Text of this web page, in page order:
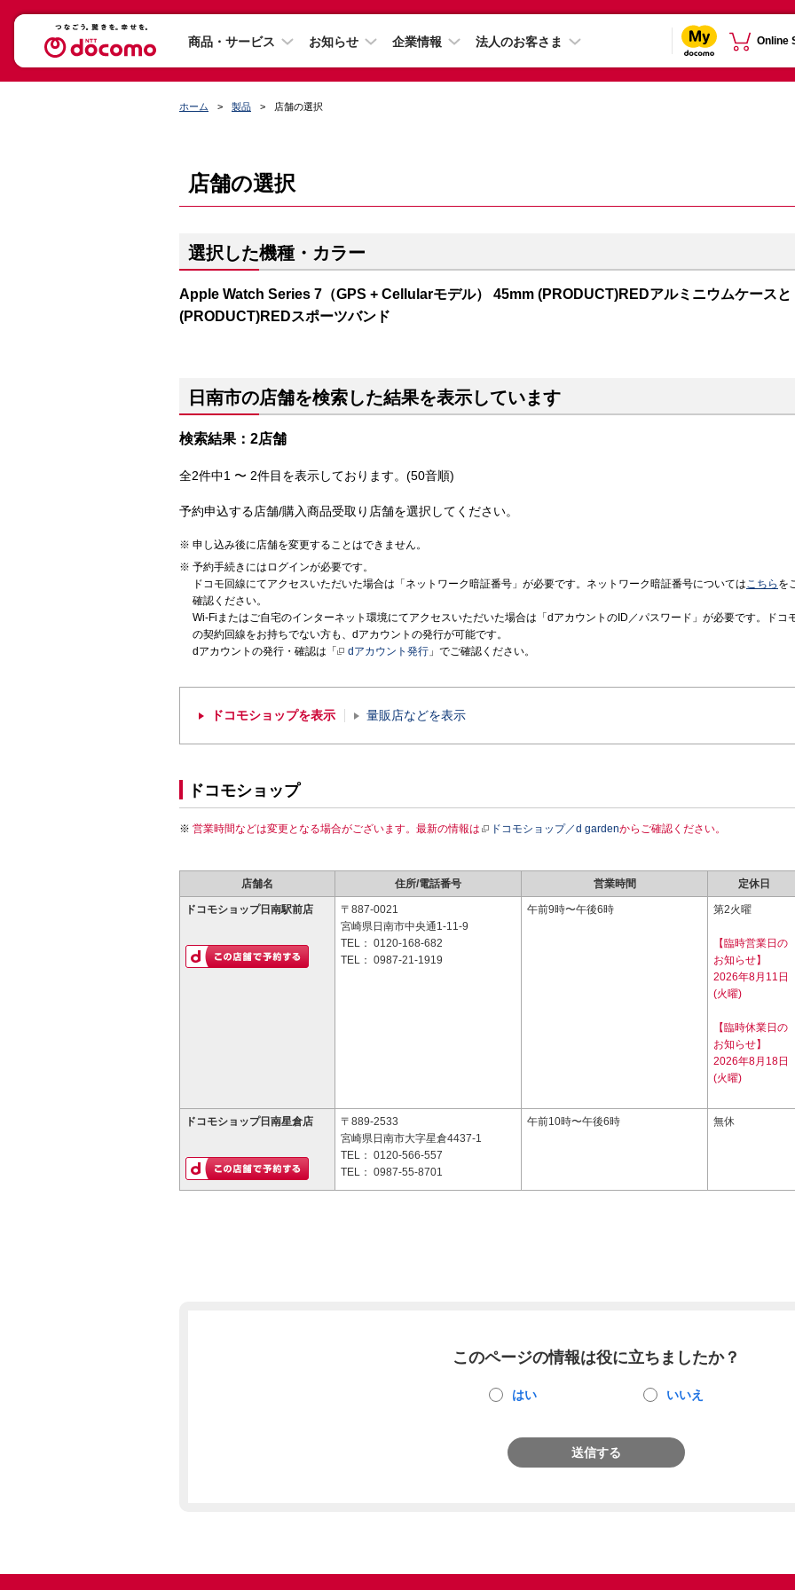
商品・サービス お知らせ 企業情報 法人のお客さま Online
ホーム 製品 店舗の選択
店舗の選択
選択した機種・カラー
Apple Watch Series 7（GPS + Cellularモデル） 45mm (PRODUCT)REDアルミニウムケースと
(PRODUCT)REDスポーツバンド
日南市の店舗を検索した結果を表示しています
検索結果：2店舗
全2件中1 〜 2件目を表示しております。(50音順)
予約申込する店舗/購入商品受取り店舗を選択してください。
申し込み後に店舗を変更することはできません。
予約手続きにはログインが必要です。
ドコモ回線にてアクセスいただいた場合は「ネットワーク暗証番号」が必要です。ネットワーク暗証番号についてはこちら を
確認ください。
Wi-Fiまたはご自宅のインターネット環境にてアクセスいただいた場合は「dアカウントのID／パスワード」が必要です。ドコ
の契約回線をお持ちでない方も、dアカウントの発行が可能です。
dアカウントの発行・確認は「
dアカウント発行 」でご確認ください。
ドコモショップを表示 量販店などを表示
ドコモショップ
営業時間などは変更となる場合がございます。最新の情報は ドコモショップ／d gardenからご確認ください。
店舗名 住所/電話番号 営業時間 定休日
ドコモショップ日南駅前店
〒887-0021
宮崎県日南市中央通1-11-9
TEL： 0120-168-682
TEL： 0987-21-1919
午前9時〜午後6時 第2火曜
【臨時営業日の
お知らせ】
2026年8月11日
(火曜)
【臨時休業日の
お知らせ】
2026年8月18日
(火曜)
ドコモショップ日南星倉店
〒889-2533
宮崎県日南市大字星倉4437-1
TEL： 0120-566-557
TEL： 0987-55-8701
午前10時〜午後6時 無休
このページの情報は役に立ちましたか？
はい いいえ
送信する